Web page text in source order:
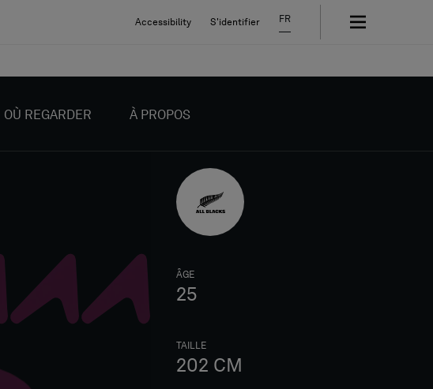
Accessibility S'identifier FR
OÙ REGARDER À PROPOS
ÂGE
25
TAILLE
202 CM